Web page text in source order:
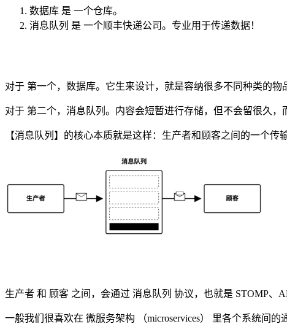
数据库 是 一个仓库。
消息队列 是 一个顺丰快递公司。专业用于传递数据！
对于 第一个，数据库。它生来设计，就是容纳很多不同种类的
对于 第二个，消息队列。内容会短暂进行存储，但不会留很久
【消息队列】的核心本质就是这样：生产者和顾客之间的一个传
生产者 和 顾客 之间，会通过 消息队列 协议，也就是 STOMP、
一般我们很喜欢在 微服务架构 （microservices） 里各个系统间的